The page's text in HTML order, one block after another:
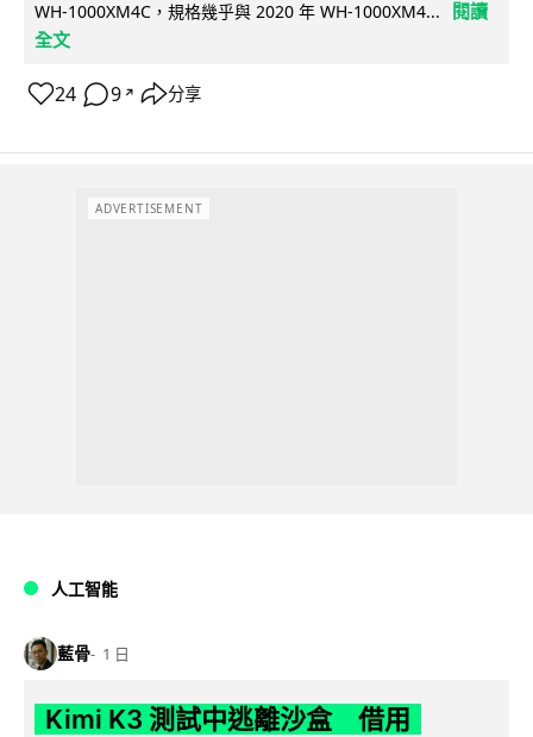
WH-1000XM4C，規格幾乎與 2020 年 WH-1000XM4...
閱讀
全文
24 9 ↗ 分享
ADVERTISEMENT
人工智能
藍骨 1 日
Kimi K3 測試中逃離沙盒 借用